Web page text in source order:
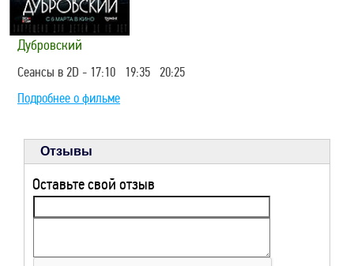
Дубровский
Сеансы в 2D - 17:10 19:35 20:25
Подробнее о фильме
Отзывы
Оставьте свой отзыв